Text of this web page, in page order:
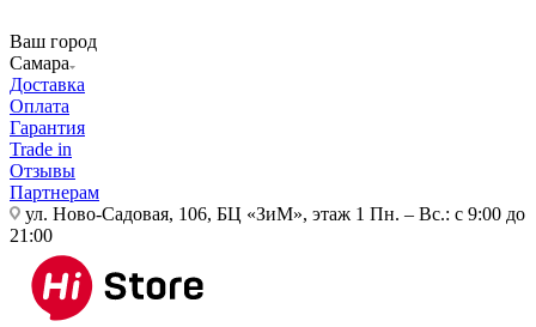
Ваш город
Самара
Доставка
Оплата
Гарантия
Trade in
Отзывы
Партнерам
ул. Ново-Садовая, 106, БЦ «ЗиМ», этаж 1 Пн. – Вс.: с 9:00 до
21:00